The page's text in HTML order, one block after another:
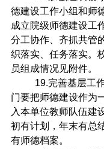
德建设工作小组和师
成立院级师德建设工
分工协作、齐抓共管
织落实、任务落实。
员组成情况见附件。
19.完善基层工
门要把师德建设作为
入本单位教师队伍建
初有计划，年末有总
有师德档案。